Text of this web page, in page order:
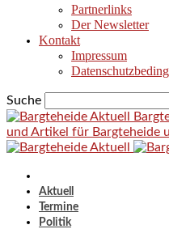
Partnerlinks
Der Newsletter
Kontakt
Impressum
Suche
und Artikel für Bargteheide
Aktuell
Termine
Politik